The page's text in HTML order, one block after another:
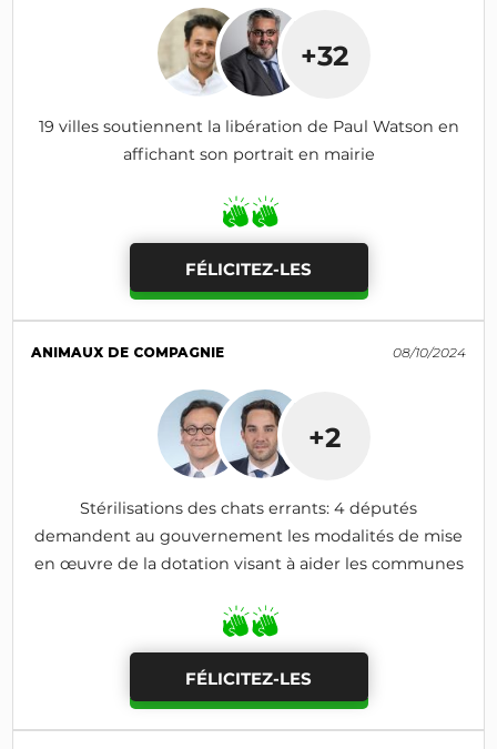
+32
19 villes soutiennent la libération de Paul Watson en
affichant son portrait en mairie
FÉLICITEZ-LES
ANIMAUX DE COMPAGNIE 08/10/2024
+2
Stérilisations des chats errants: 4 députés
demandent au gouvernement les modalités de mise
en œuvre de la dotation visant à aider les communes
FÉLICITEZ-LES